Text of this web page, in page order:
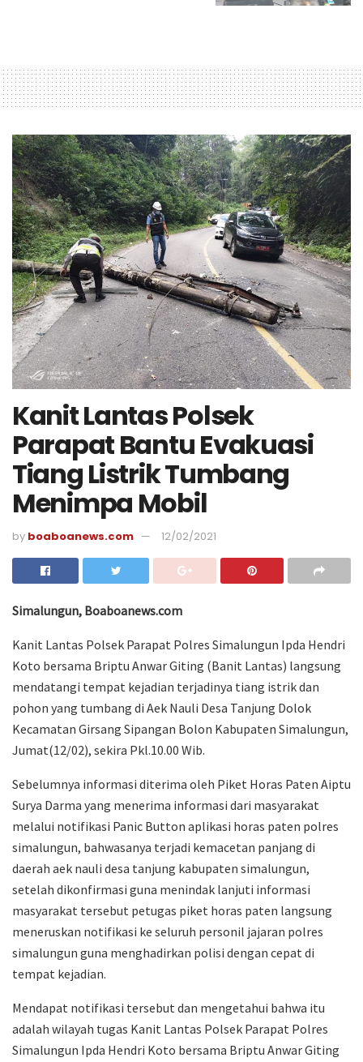
Kanit Lantas Polsek
Parapat Bantu Evakuasi
Tiang Listrik Tumbang
Menimpa Mobil
by boaboanews.com 12/02/2021
Simalungun, Boaboanews.com
Kanit Lantas Polsek Parapat Polres Simalungun Ipda Hendri
Koto bersama Briptu Anwar Giting (Banit Lantas) langsung
mendatangi tempat kejadian terjadinya tiang istrik dan
pohon yang tumbang di Aek Nauli Desa Tanjung Dolok
Kecamatan Girsang Sipangan Bolon Kabupaten Simalungun,
Jumat(12/02), sekira Pkl.10.00 Wib.
Sebelumnya informasi diterima oleh Piket Horas Paten Aiptu
Surya Darma yang menerima informasi dari masyarakat
melalui notifikasi Panic Button aplikasi horas paten polres
simalungun, bahwasanya terjadi kemacetan panjang di
daerah aek nauli desa tanjung kabupaten simalungun,
setelah dikonfirmasi guna menindak lanjuti informasi
masyarakat tersebut petugas piket horas paten langsung
meneruskan notifikasi ke seluruh personil jajaran polres
simalungun guna menghadirkan polisi dengan cepat di
tempat kejadian.
Mendapat notifikasi tersebut dan mengetahui bahwa itu
adalah wilayah tugas Kanit Lantas Polsek Parapat Polres
Simalungun Ipda Hendri Koto bersama Briptu Anwar Giting